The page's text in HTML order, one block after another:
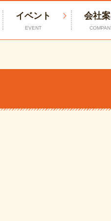
イベント
EVENT
会社